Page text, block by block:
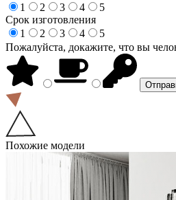
1
2 3 4
5
Срок изготовления
1
2 3 4
5
Пожалуйста, докажите, что вы
Похожие модели